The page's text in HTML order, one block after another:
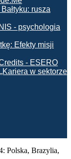
rusza
Efekty misji
w sektorze
Polska, Brazylia,